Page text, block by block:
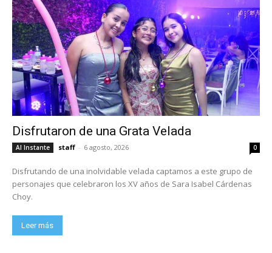
Disfrutaron de una Grata Velada
Al Instante staff - 6 agosto, 2026 0
Disfrutando de una inolvidable velada captamos a este grupo de
personajes que celebraron los XV años de Sara Isabel Cárdenas
Choy.
Leer más